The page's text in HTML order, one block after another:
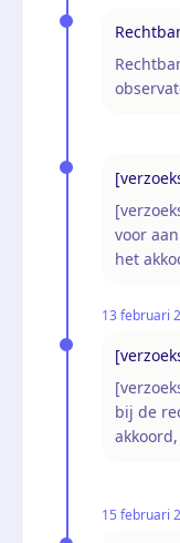
voor
het
13 februari
bij de
15 februari